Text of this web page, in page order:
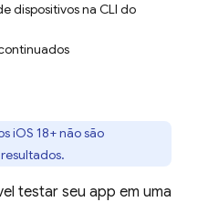
dispositivos na CLI do
iOS 18+ não são
testar seu app em uma